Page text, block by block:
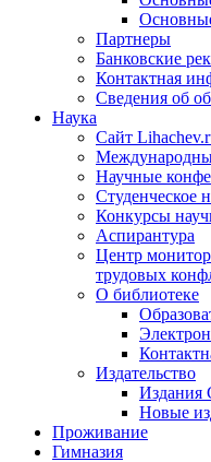
Партнеры
Банковские
Контактная
Сведения об
Наука
Сайт
Научные
Студенческое
Конкурсы
Аспирантура
Центр
трудовых
О библиотеке
Издательство
Новые
Проживание
Гимназия